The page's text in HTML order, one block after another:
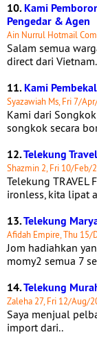
10.Kami
Pengedar & Agen
Ain Nurrul Hotmail
Salam semua
direct dari
11.Kami
Syazawiah Ms, Fri 7/
Kami dari
songkok secara
12.Telekung
Shazmin 2, Fri 10/Feb/
Telekung TRAVEL
ironless, kita lipat
13.Telekung
Afidah Empire, Thu 15/
Jom hadiahkan
momy2 semua 7
14.Telekung
Zaleha 27, Fri 12/Aug/
Saya menjual
import dari..